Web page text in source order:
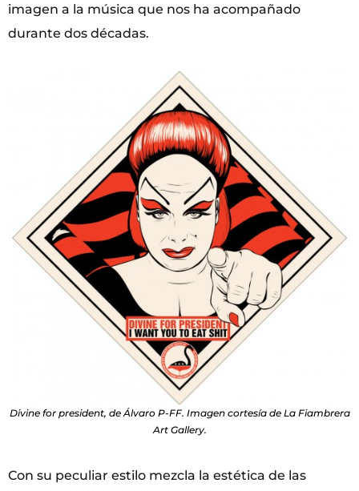
imagen a la música que nos ha acompañado
durante dos décadas.
Divine for president, de Álvaro P-FF. Imagen cortesía de La Fiambrera
Art Gallery.
Con su peculiar estilo mezcla la estética de las